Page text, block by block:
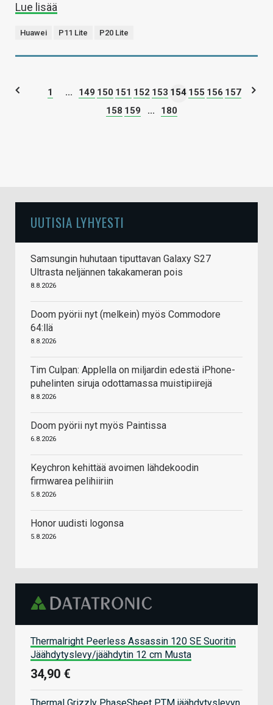
Lue lisää
Huawei P11 Lite P20 Lite
1 ... 149 150 151 152 153 154 155 156 157
158 159 ... 180
UUTISIA LYHYESTI
Samsungin huhutaan tiputtavan Galaxy S27
Ultrasta neljännen takakameran pois
8.8.2026
Doom pyörii nyt (melkein) myös Commodore
64:llä
8.8.2026
Tim Culpan: Applella on miljardin edestä iPhone-
puhelinten siruja odottamassa muistipiirejä
8.8.2026
Doom pyörii nyt myös Paintissa
6.8.2026
Keychron kehittää avoimen lähdekoodin
firmwarea pelihiiriin
5.8.2026
Honor uudisti logonsa
5.8.2026
Thermalright Peerless Assassin 120 SE Suoritin
Jäähdytyslevy/jäähdytin 12 cm Musta
34,90 €